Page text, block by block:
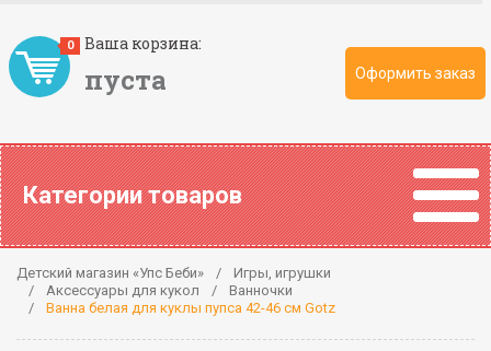
Ваша корзина:
пуста
0
Оформить заказ
Категории товаров
Детский магазин «Упс Беби»
Игры, игрушки
Аксессуары для кукол
Ванночки
Ванна белая для куклы пупса 42-46 см Gotz